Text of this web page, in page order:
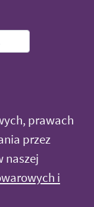
prawach
przez
naszej
i